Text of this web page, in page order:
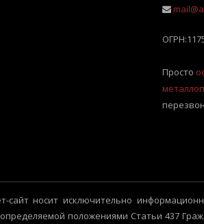
ОГРН:
Просто
носит исключительно
положениями Статьи 437